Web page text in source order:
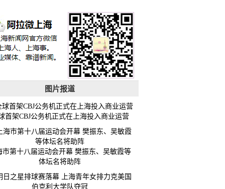
图片报道
首架CBJ公务机正式在上海投入商业运营
市第十八届运动会开幕 樊振东、吴敏霞等
体坛名将助阵